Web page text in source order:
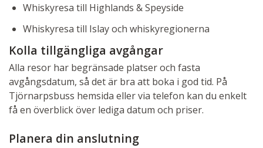
Whiskyresa till Highlands & Speyside
Whiskyresa till Islay och whiskyregionerna
Kolla tillgängliga avgångar
Alla resor har begränsade platser och fasta
avgångsdatum, så det är bra att boka i god tid. På
Tjörnarpsbuss hemsida eller via telefon kan du enkelt
få en överblick över lediga datum och priser.
Planera din anslutning